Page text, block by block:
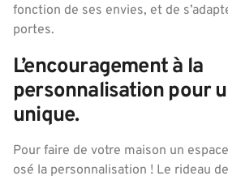
fonction de ses envies, et de
portes.
L’encouragement à la
personnalisation pour
unique.
Pour faire de votre maison un
osé la personnalisation ! Le rideau